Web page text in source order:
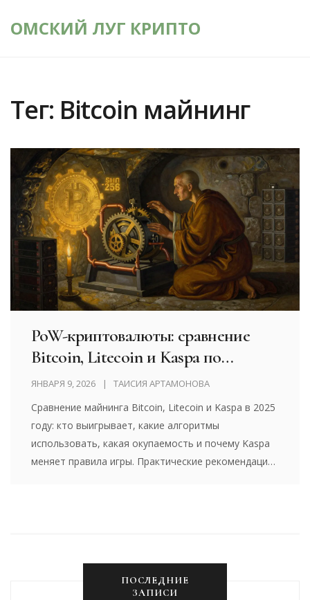
ОМСКИЙ ЛУГ КРИПТО
Тег: Bitcoin майнинг
PoW-криптовалюты: сравнение
Bitcoin, Litecoin и Kaspa по
майнингу в 2025 году
ЯНВАРЯ 9, 2026 ТАИСИЯ АРТАМОНОВА
Сравнение майнинга Bitcoin, Litecoin и Kaspa в 2025
году: кто выигрывает, какие алгоритмы
использовать, какая окупаемость и почему Kaspa
меняет правила игры. Практические рекомендации
ПОСЛЕДНИЕ
ЗАПИСИ